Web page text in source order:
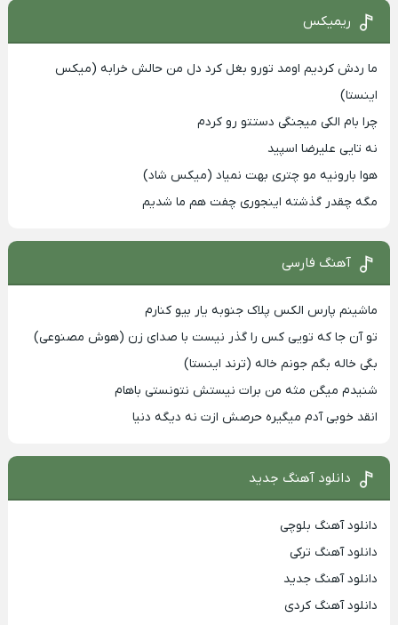
ریمیکس
ما ردش کردیم اومد تورو بغل کرد دل من حالش خرابه (میکس
اینستا)
چرا بام الکی میجنگی دستتو رو کردم
نه تایی علیرضا اسپید
هوا بارونیه مو چتری بهت نمیاد (میکس شاد)
مگه چقدر گذشته اینجوری چفت هم ما شدیم
آهنگ فارسی
ماشینم پارس الکس پلاک جنوبه یار بیو کنارم
تو آن جا که تویی کس را گذر نیست با صدای زن (هوش مصنوعی)
بگی خاله بگم جونم خاله (ترند اینستا)
شنیدم میگن مثه من برات نیستش نتونستی باهام
انقد خوبی آدم میگیره حرصش ازت نه دیگه دنیا
دانلود آهنگ جدید
دانلود آهنگ بلوچی
دانلود آهنگ ترکی
دانلود آهنگ جدید
دانلود آهنگ کردی